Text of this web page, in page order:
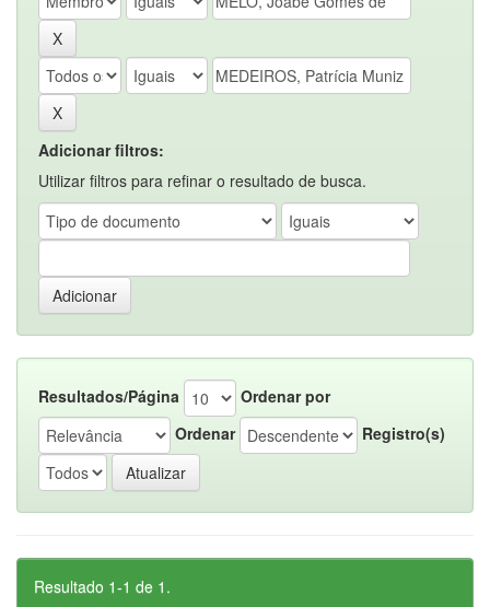
Adicionar filtros:
Utilizar filtros para refinar o resultado de busca.
Resultados/Página
Ordenar por
Ordenar
Registro(s)
Resultado 1-1 de 1.